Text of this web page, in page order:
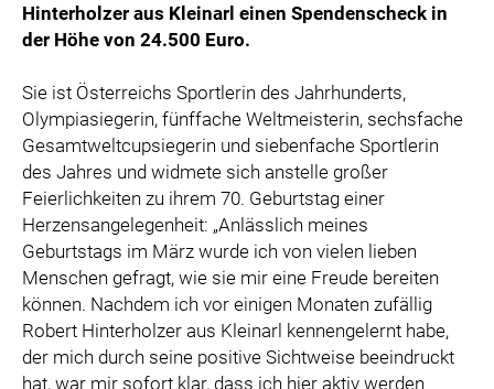
Hinterholzer aus Kleinarl einen Spendenscheck in
der Höhe von 24.500 Euro.
Sie ist Österreichs Sportlerin des Jahrhunderts,
Olympiasiegerin, fünffache Weltmeisterin, sechsfache
Gesamtweltcupsiegerin und siebenfache Sportlerin
des Jahres und widmete sich anstelle großer
Feierlichkeiten zu ihrem 70. Geburtstag einer
Herzensangelegenheit: „Anlässlich meines
Geburtstags im März wurde ich von vielen lieben
Menschen gefragt, wie sie mir eine Freude bereiten
können. Nachdem ich vor einigen Monaten zufällig
Robert Hinterholzer aus Kleinarl kennengelernt habe,
der mich durch seine positive Sichtweise beeindruckt
hat, war mir sofort klar, dass ich hier aktiv werden